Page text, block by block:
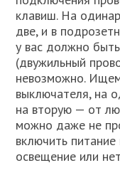
клавиш. На
две, и в
у вас должно
(двужильный
невозможно.
выключателя, на
на вторую — от
можно даже не
включить
освещение или